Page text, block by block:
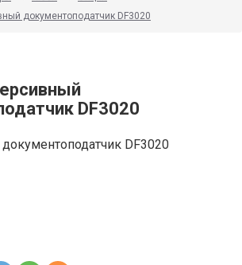
документоподатчик DF3020
DF3020